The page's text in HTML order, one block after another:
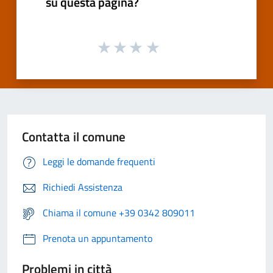
Contatta il comune
Leggi le domande frequenti
Richiedi Assistenza
Chiama il comune +39 0342 809011
Prenota un appuntamento
Problemi in città